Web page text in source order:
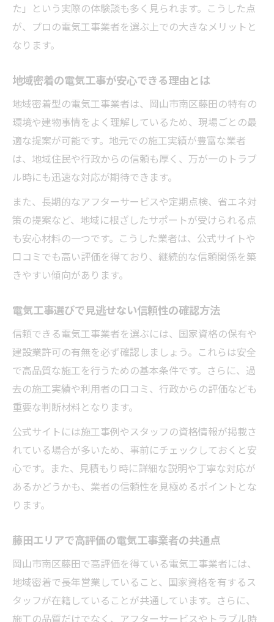
工事の条件
プロの電気工事が医療・教育施設で選ばれ
定基準
大型施設に求められる安全な電気環境づく
りのポイント
藤田のプロ電気工事士が担う施設施工の役
割
岡山市南区藤田でおすすめされる電気工事
業者の判断基準
プロ目線で選ぶ電気工事業者の信頼性チェ
ック方法
び方
地域に強い電気工事業者の特徴を徹底解説
現場対応力が高い藤田の電気工事業者とは
実績豊富な電気工事がもたらす安心と安全
岡山市南区藤田で実績豊富な電気工事業者
の強み
おすすめのプロ電気工事が安心を生む理由
とは
豊富な施工実績が信頼につながるポイント
安全性を高める高品質な電気工事の選び方
た」という実際の体験談も多く見られます。こうした点
が、プロの電気工事業者を選ぶ上での大きなメリットと
なります。
地域密着の電気工事が安心できる理由とは
地域密着型の電気工事業者は、岡山市南区藤田の特有の
環境や建物事情をよく理解しているため、現場ごとの最
適な提案が可能です。地元での施工実績が豊富な業者
は、地域住民や行政からの信頼も厚く、万が一のトラブ
ル時にも迅速な対応が期待できます。
また、長期的なアフターサービスや定期点検、省エネ対
策の提案など、地域に根ざしたサポートが受けられる点
も安心材料の一つです。こうした業者は、公式サイトや
口コミでも高い評価を得ており、継続的な信頼関係を築
きやすい傾向があります。
電気工事選びで見逃せない信頼性の確認方法
信頼できる電気工事業者を選ぶには、国家資格の保有や
建設業許可の有無を必ず確認しましょう。これらは安全
で高品質な施工を行うための基本条件です。さらに、過
去の施工実績や利用者の口コミ、行政からの評価なども
重要な判断材料となります。
公式サイトには施工事例やスタッフの資格情報が掲載さ
れている場合が多いため、事前にチェックしておくと安
心です。また、見積もり時に詳細な説明や丁寧な対応が
あるかどうかも、業者の信頼性を見極めるポイントとな
ります。
藤田エリアで高評価の電気工事業者の共通点
岡山市南区藤田で高評価を得ている電気工事業者には、
地域密着で長年営業していること、国家資格を有するス
タッフが在籍していることが共通しています。さらに、
施工の品質だけでなく、アフターサービスやトラブル時